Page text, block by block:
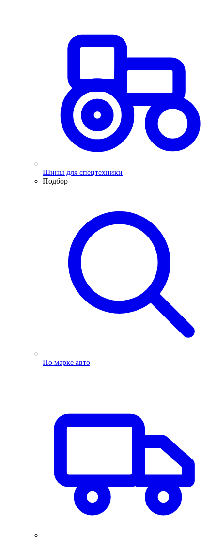
Шины для спецтехники
Подбор
По марке авто